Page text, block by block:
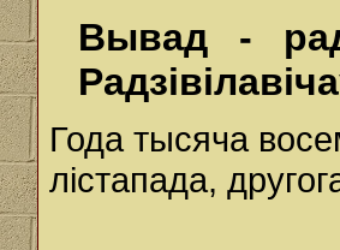
Вывад -
Года тысяча
лістапада,